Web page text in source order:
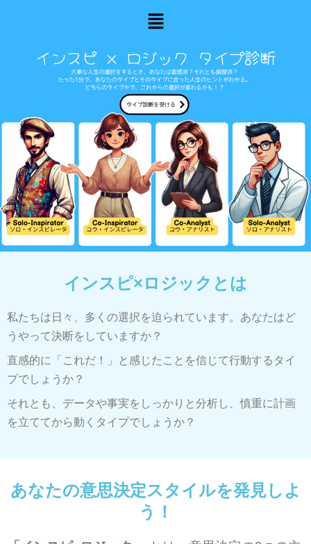
メ
ニ
ー
インスピ×ロジックとは
私たちは日々、多くの選択を迫られています。 あなたはど
うやって決断をしていますか？
直感的に「これだ！」と感じたことを信じて行動するタイ
プでしょうか？
それとも、データや事実をしっかりと分析し、慎重に計画
を立ててから動くタイプでしょうか？
あなたの意思決定スタイルを発見しよ
う！